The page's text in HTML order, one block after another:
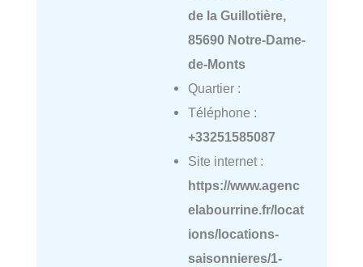
de la Guillotière,
85690 Notre-Dame-
de-Monts
Quartier :
Téléphone :
+33251585087
Site internet :
https://www.agenc
elabourrine.fr/locat
ions/locations-
saisonnieres/1-